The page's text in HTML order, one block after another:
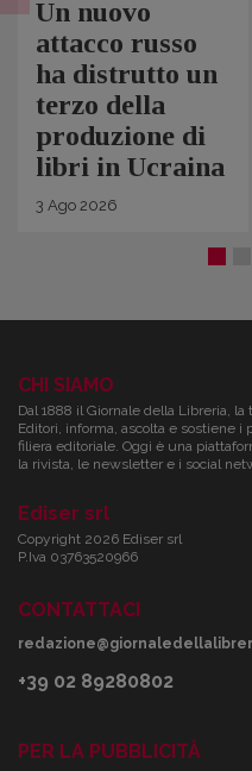
Un nuovo
attacco russo
ha distrutto un
terzo della
produzione di
libri in Ucraina
3 Ago 2026
CHI SIAMO
Dal 1888 il Giornale della Libreria,
Editori, informa, ascolta e sostiene
filiera editoriale. Oggi è una
la rivista, le newsletter e i social
Ediser srl
Copyright 2026 Ediser srl
P.Iva 03763520966
CONTATTACI
+39 02 89280802
PER LA PUBBLICITÀ